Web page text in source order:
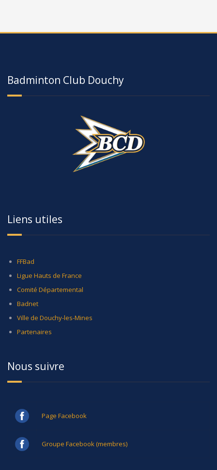
Badminton Club Douchy
Liens utiles
FFBad
Ligue Hauts de France
Comité Départemental
Badnet
Ville de Douchy-les-Mines
Partenaires
Nous suivre
Page Facebook
Groupe Facebook (membres)